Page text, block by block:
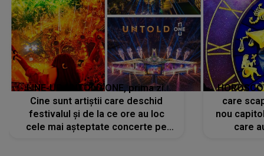
LINE-UP UNTOLD ONE, prima zi.
Cine sunt artiștii care deschid
festivalul și de la ce ore au loc
cele mai așteptate concerte pe
care
nou
care